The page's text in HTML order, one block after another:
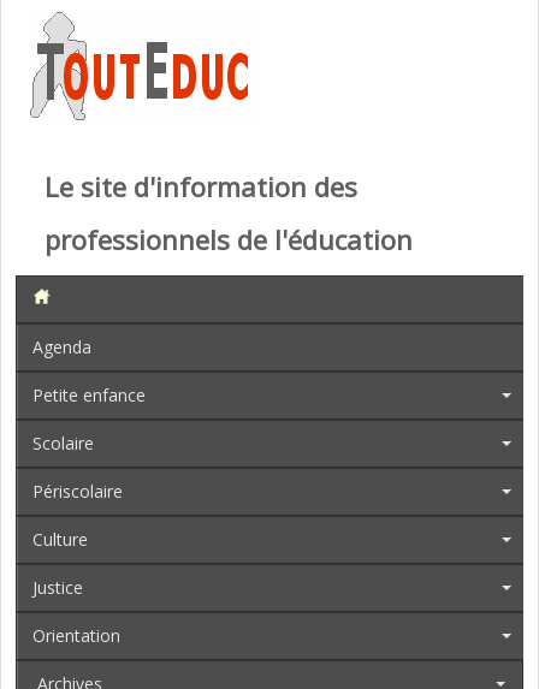
Le site d'information des
professionnels de l'éducation
Agenda
Petite enfance
Scolaire
Périscolaire
Culture
Justice
Orientation
Archives